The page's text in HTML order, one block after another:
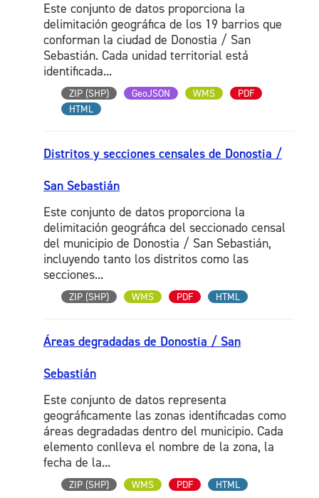
Este conjunto de datos proporciona la
delimitación geográfica de los 19 barrios que
conforman la ciudad de Donostia / San
Sebastián. Cada unidad territorial está
identificada...
ZIP (SHP) GeoJSON WMS
PDF
HTML
Distritos y secciones censales de Donostia /
San Sebastián
Este conjunto de datos proporciona la
delimitación geográfica del seccionado censal
del municipio de Donostia / San Sebastián,
incluyendo tanto los distritos como las
secciones...
ZIP (SHP) WMS PDF HTML
Áreas degradadas de Donostia / San
Sebastián
Este conjunto de datos representa
geográficamente las zonas identificadas como
áreas degradadas dentro del municipio. Cada
elemento conlleva el nombre de la zona, la
fecha de la...
ZIP (SHP) WMS PDF HTML